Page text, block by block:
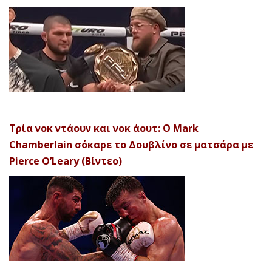
Τρία νοκ ντάουν και νοκ άουτ: Ο Mark
Chamberlain σόκαρε το Δουβλίνο σε ματσάρα με
Pierce O’Leary (Βίντεο)